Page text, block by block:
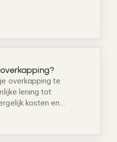
overkapping te
lening tot
kosten en…